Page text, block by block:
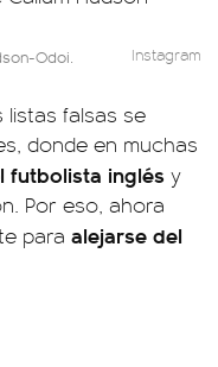
Odoi. Instagram
listas falsas se
donde en muchas
futbolista inglés y
Por eso, ahora
para alejarse del